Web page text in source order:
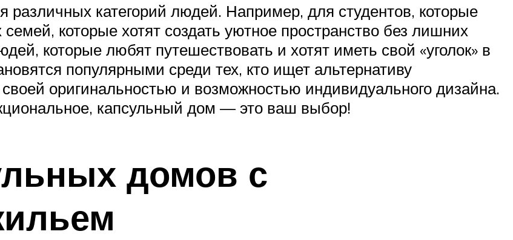
категорий людей. Например, для студентов, которые
которые хотят создать уютное пространство без лишних
которые любят путешествовать и хотят иметь свой «уголок» в
популярными среди тех, кто ищет альтернативу
оригинальностью и возможностью индивидуального дизайна.
капсульный дом — это ваш выбор!
домов с